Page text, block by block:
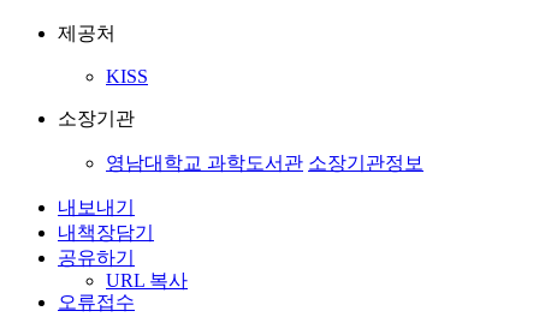
제공처
KISS
소장기관
영남대학교 과학도서관 소장기관정보
내보내기
내책장담기
공유하기
URL 복사
오류접수